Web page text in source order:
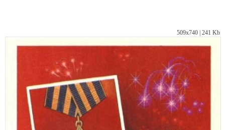
509х740 | 241 Kb